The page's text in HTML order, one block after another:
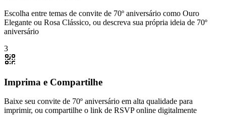
Escolha entre temas de convite de 70º aniversário como Ouro
Elegante ou Rosa Clássico, ou descreva sua própria ideia de 70º
aniversário
3
Imprima e Compartilhe
Baixe seu convite de 70º aniversário em alta qualidade para
imprimir, ou compartilhe o link de RSVP online digitalmente